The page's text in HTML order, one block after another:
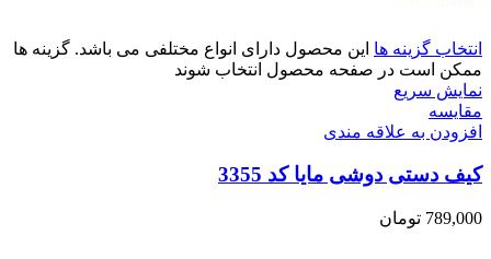
انتخاب گزینه ها این محصول دارای انواع مختلفی می باشد. گزینه ها
ممکن است در صفحه محصول انتخاب شوند
نمایش سریع
مقايسه
افزودن به علاقه مندی
کیف دستی دوشی مایا کد 3355
789,000 تومان